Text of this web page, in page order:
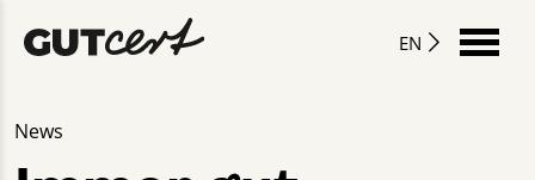
EN
News